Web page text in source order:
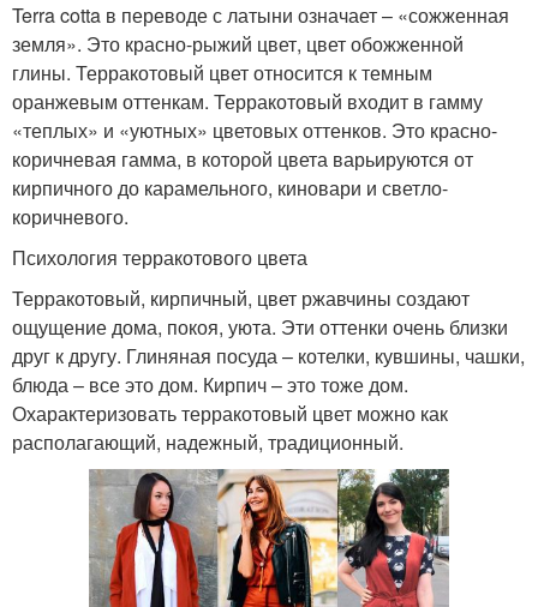
Terra cotta в переводе с латыни означает – «сожженная
земля». Это красно-рыжий цвет, цвет обожженной
глины. Терракотовый цвет относится к темным
оранжевым оттенкам. Терракотовый входит в гамму
«теплых» и «уютных» цветовых оттенков. Это красно-
коричневая гамма, в которой цвета варьируются от
кирпичного до карамельного, киновари и светло-
коричневого.
Психология терракотового цвета
Терракотовый, кирпичный, цвет ржавчины создают
ощущение дома, покоя, уюта. Эти оттенки очень близки
друг к другу. Глиняная посуда – котелки, кувшины, чашки,
блюда – все это дом. Кирпич – это тоже дом.
Охарактеризовать терракотовый цвет можно как
располагающий, надежный, традиционный.